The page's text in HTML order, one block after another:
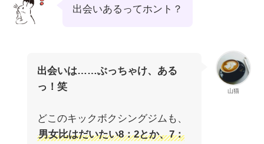
出会いあるってホント？
山猫
出会いは……ぶっちゃけ、ある
っ！笑
どこのキックボクシングジムも、
男女比はだいたい8：2とか、7：